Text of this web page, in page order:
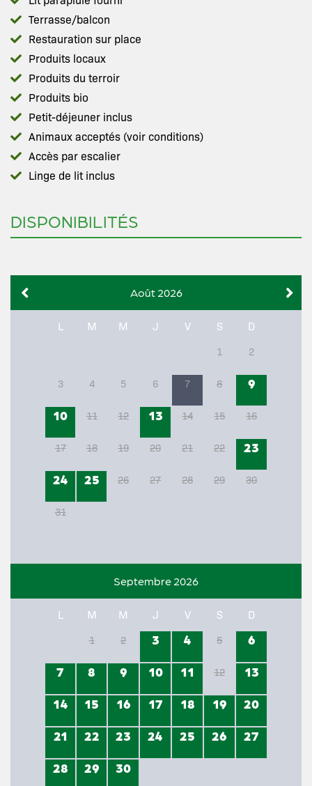
Terrasse/balcon
Restauration sur place
Produits locaux
Produits du terroir
Produits bio
Petit-déjeuner inclus
Animaux acceptés (voir conditions)
Accès par escalier
Linge de lit inclus
DISPONIBILITÉS
Août 2026
L M M J V S D
1 2
3 4 5 6 7 8
9
10
11 12 13 14 15 16
17 18 19 20 21 22
23
24
25 26 27 28 29 30
31
Septembre 2026
L M M J V S D
1 2 3 4 5
6
7
8 9 10 11 12
13
14
15 16 17 18 19
20
21
22 23 24 25 26
27
28
29 30